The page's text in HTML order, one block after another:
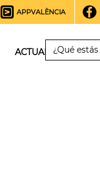
APPVALÈNCIA
ACTUALIDAD